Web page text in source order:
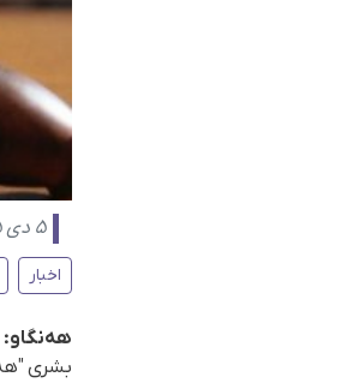
۵ دی ۱۳۹۵، ۱۹:۴۲
اخبار
هەنگاو: